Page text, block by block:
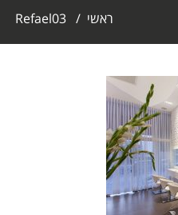
ראשי /
Refael03